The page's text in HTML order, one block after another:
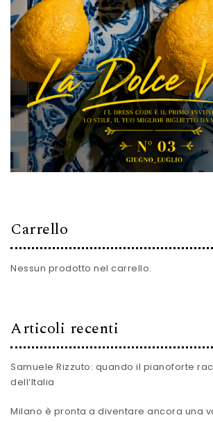
Carrello
Nessun prodotto nel carrello.
Articoli recenti
Samuele Rizzuto: quando il pianoforte
dell’Italia
Milano è pronta a diventare ancora una